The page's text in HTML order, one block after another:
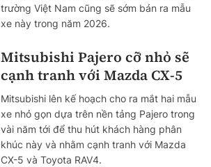
trường Việt Nam cũng sẽ sớm bán ra mẫu
xe này trong năm 2026.
Mitsubishi Pajero cỡ nhỏ sẽ
cạnh tranh với Mazda CX-5
Mitsubishi lên kế hoạch cho ra mắt hai mẫu
xe nhỏ gọn dựa trên nền tảng Pajero trong
vài năm tới để thu hút khách hàng phân
khúc này và nhằm cạnh tranh với Mazda
CX-5 và Toyota RAV4.